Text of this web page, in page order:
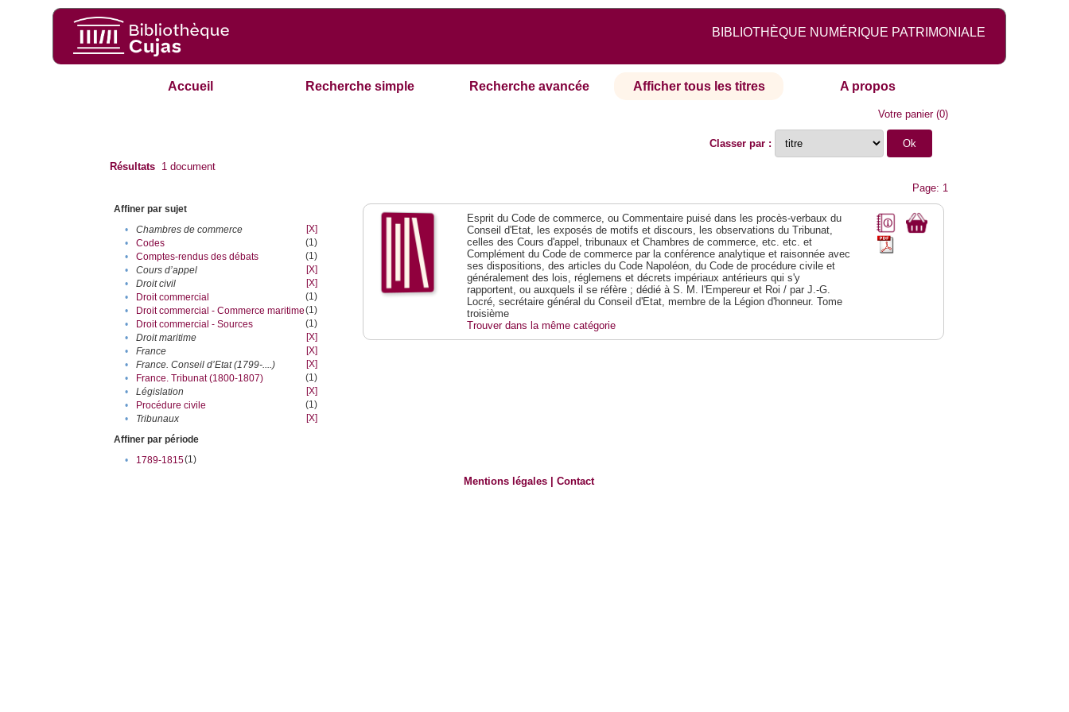
BIBLIOTHÈQUE NUMÉRIQUE PATRIMONIALE
Accueil Recherche simple Recherche avancée Afficher tous les titres A propos
Votre panier(0)
Classer par :
Résultats 1 document
Page: 1
Affiner par sujet
•
Chambres de commerce
[X]
•
Codes
(1)
•
Comptes-rendus des débats
(1)
•
Cours d’appel
[X]
•
Droit civil
[X]
•
Droit commercial
(1)
•
Droit commercial - Commerce maritime(1)
•
Droit commercial - Sources
(1)
•
Droit maritime
[X]
•
France
[X]
•
France. Conseil d’Etat (1799-....)
[X]
•
France. Tribunat (1800-1807)
(1)
•
Législation
[X]
•
Procédure civile
(1)
•
Tribunaux
[X]
Affiner par période
•
1789-1815(1)
Esprit du Code de commerce, ou Commentaire puisé dans les procès-verbaux du
Conseil d'Etat, les exposés de motifs et discours, les observations du Tribunat,
celles des Cours d'appel, tribunaux et Chambres de commerce, etc. etc. et
Complément du Code de commerce par la conférence analytique et raisonnée avec
ses dispositions, des articles du Code Napoléon, du Code de procédure civile et
généralement des lois, réglemens et décrets impériaux antérieurs qui s'y
rapportent, ou auxquels il se réfère ; dédié à S. M. l'Empereur et Roi / par J.-G.
Locré, secrétaire général du Conseil d'Etat, membre de la Légion d'honneur. Tome
troisième
Trouver dans la même catégorie
Mentions légales |Contact